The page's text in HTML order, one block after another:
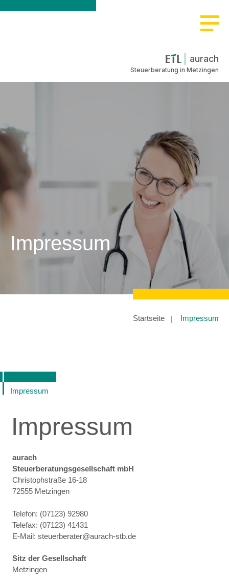
aurach
Steuerberatung in Metzingen
Impressum
Startseite Impressum
Impressum
Impressum
aurach
Steuerberatungsgesellschaft mbH
Christophstraße 16-18
72555 Metzingen
Telefon: (07123) 92980
Telefax: (07123) 41431
E-Mail: steuerberater@aurach-stb.de
Sitz der Gesellschaft
Metzingen